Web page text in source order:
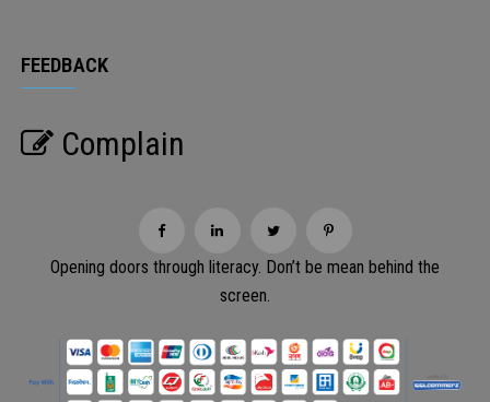
FEEDBACK
Complain
Opening doors through literacy. Don’t be mean behind the
screen.